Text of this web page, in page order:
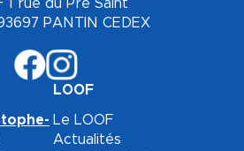
1 rue du Pré Saint
PANTIN CEDEX
LOOF
Le LOOF
Actualités